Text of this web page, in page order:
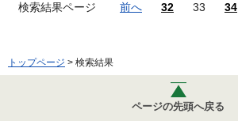
検索結果ページ 前へ 32 33 34
トップページ > 検索結果
ページの先頭へ戻る